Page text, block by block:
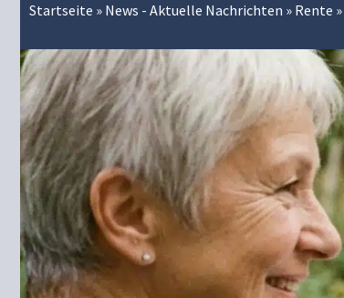
Startseite » News - Aktuelle Nachrichten » Rente »